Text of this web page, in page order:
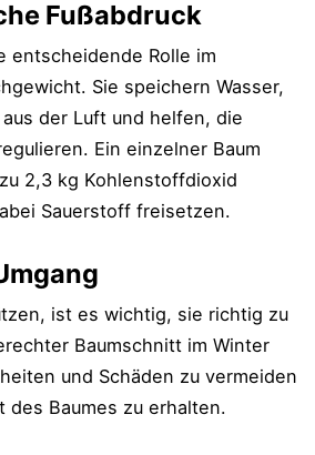
Fußabdruck
entscheidende Rolle im
Sie speichern Wasser,
der Luft und helfen, die
Ein einzelner Baum
2,3 kg Kohlenstoffdioxid
Sauerstoff freisetzen.
ist es wichtig, sie richtig zu
Baumschnitt im Winter
und Schäden zu vermeiden
des Baumes zu erhalten.